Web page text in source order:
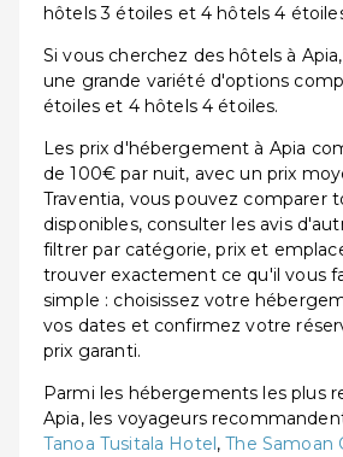
hôtels 3 étoiles et 4 hôtels 4
Si vous cherchez des hôtels à
une grande variété d'options
étoiles et 4 hôtels 4 étoiles.
Les prix d'hébergement à Apia
de 100€ par nuit, avec un prix
Traventia, vous pouvez comparer
disponibles, consulter les avis
filtrer par catégorie, prix et
trouver exactement ce qu'il vous
simple : choisissez votre
vos dates et confirmez votre
prix garanti.
Parmi les hébergements les plus
Apia, les voyageurs
Tanoa Tusitala Hotel,The Samoan